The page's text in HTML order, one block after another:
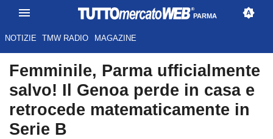
PARMA
NOTIZIE TMW RADIO MAGAZINE
Femminile, Parma ufficialmente
salvo! Il Genoa perde in casa e
retrocede matematicamente in
Serie B